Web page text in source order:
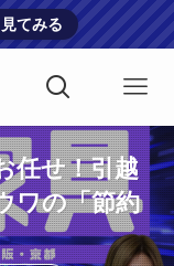
見てみる
任せ！引越
ワの「節約